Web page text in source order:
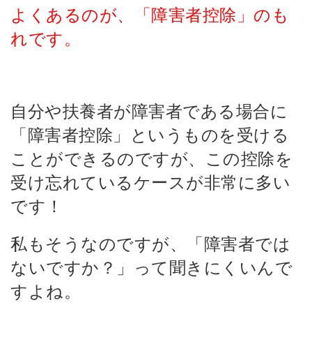
よくあるのが、「障害者控除」のも
れです。
自分や扶養者が障害者である場合に
「障害者控除」というものを受ける
ことができるのですが、この控除を
受け忘れているケースが非常に多い
です！
私もそうなのですが、「障害者では
ないですか？」って聞きにくいんで
すよね。